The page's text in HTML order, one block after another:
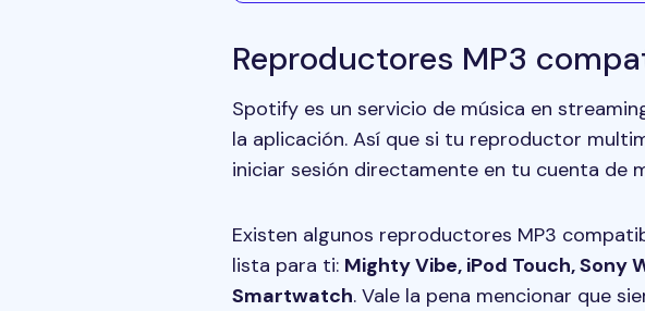
Reproductores MP3
Spotify es un servicio de música en
la aplicación. Así que si tu reproductor
iniciar sesión directamente en tu cuenta de
Existen algunos reproductores MP3
lista para ti: Mighty Vibe, iPod Touch, Sony
Smartwatch. Vale la pena mencionar que